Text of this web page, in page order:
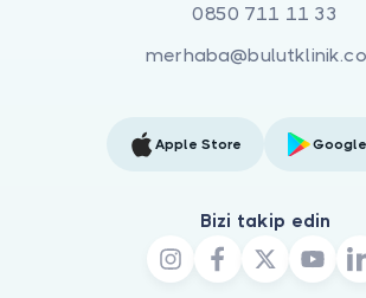
0850 711 11 33
Apple Store
Bizi takip edin